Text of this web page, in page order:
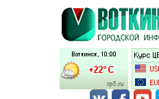
Перейти к основному